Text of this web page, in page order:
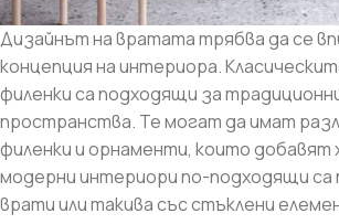
Дизайнът на вратата трябва да се
концепция на интериора.
филенки са подходящи за
пространства. Те могат да имат
филенки и орнаменти, които добавят
модерни интериори по-подходящи са
врати или такива със стъклени